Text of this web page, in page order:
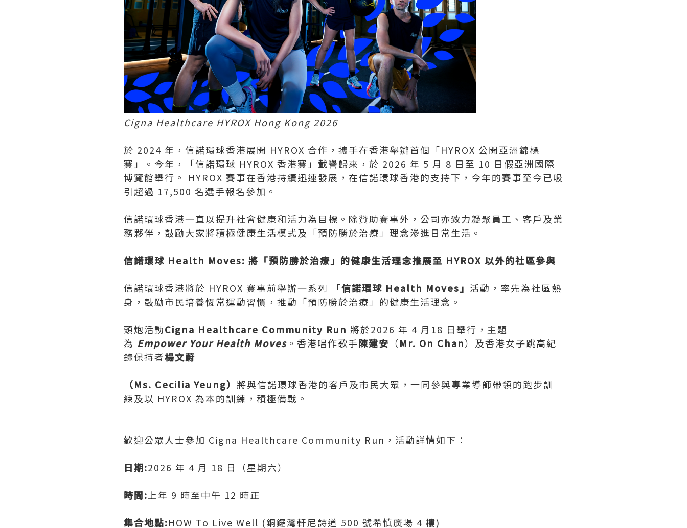
Cigna Healthcare HYROX Hong Kong 2026
於 2024 年，信諾環球香港展開 HYROX 合作，攜手在香港舉辦首個「HYROX 公開亞洲錦標
賽」。今年，「信諾環球 HYROX 香港賽」載譽歸來，於 2026 年 5 月 8 日至 10 日假亞洲國際
博覽館舉行。 HYROX 賽事在香港持續迅速發展，在信諾環球香港的支持下，今年的賽事至今已吸
引超過 17,500 名選手報名參加。
信諾環球香港一直以提升社會健康和活力為目標。除贊助賽事外，公司亦致力凝聚員工、客戶及業
務夥伴，鼓勵大家將積極健康生活模式及「預防勝於治療」理念滲進日常生活。
信諾環球 Health Moves: 將「預防勝於治療」的健康生活理念推展至 HYROX 以外的社區參與
信諾環球香港將於 HYROX 賽事前舉辦一系列 「信諾環球 Health Moves」 活動，率先為社區熱
身，鼓勵市民培養恆常運動習慣，推動「預防勝於治療」的健康生活理念。
頭炮活動Cigna Healthcare Community Run 將於2026 年 4 月18 日舉行，主題
為 Empower Your Health Moves 。香港唱作歌手陳建安 （Mr. On Chan）及香港女子跳高紀
錄保持者楊文蔚
（Ms. Cecilia Yeung） 將與信諾環球香港的客戶及市民大眾，一同參與專業導師帶領的跑步訓
練及以 HYROX 為本的訓練，積極備戰。
歡迎公眾人士參加 Cigna Healthcare Community Run，活動詳情如下：
日期:2026 年 4 月 18 日（星期六）
時間: 上年 9 時至中午 12 時正
集合地點:HOW To Live Well (銅鑼灣軒尼詩道 500 號希慎廣場 4 樓)